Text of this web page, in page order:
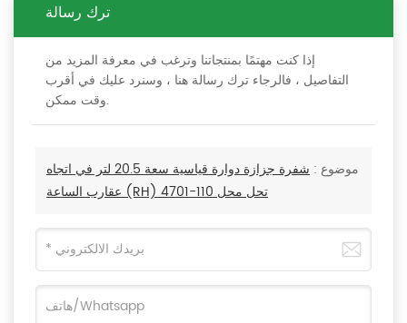
ترك رسالة
إذا كنت مهتمًا بمنتجاتنا وترغب في معرفة المزيد من
التفاصيل ، فالرجاء ترك رسالة هنا ، وسنرد عليك في أقرب
وقت ممكن.
موضوع :
شفرة جزازة دوارة قياسية سعة 20.5 لتر في اتجاه
عقارب الساعة (RH) تحل محل 110-4701